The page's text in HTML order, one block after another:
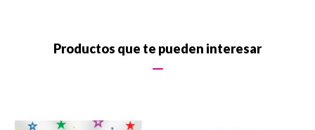
Productos que te pueden interesar